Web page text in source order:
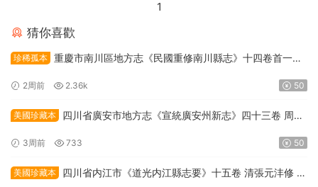
1
猜你喜歡
珍稀孤本 重慶市南川區地方志《民國重修南川縣志》十四卷首一卷
2周前 2.36k 50
美國珍藏本
四川省廣安市地方志《宣統廣安州新志》四十三卷 周克
3周前 733 50
美國珍藏本
四川省内江市《道光内江縣志要》十五卷 清張元沣修 王